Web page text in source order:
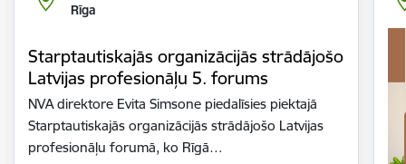
Rīga
Starptautiskajās organizācijās strādājošo
Latvijas profesionāļu 5. forums
NVA direktore Evita Simsone piedalīsies piektajā
Starptautiskajās organizācijās strādājošo Latvijas
profesionāļu forumā, ko Rīgā…